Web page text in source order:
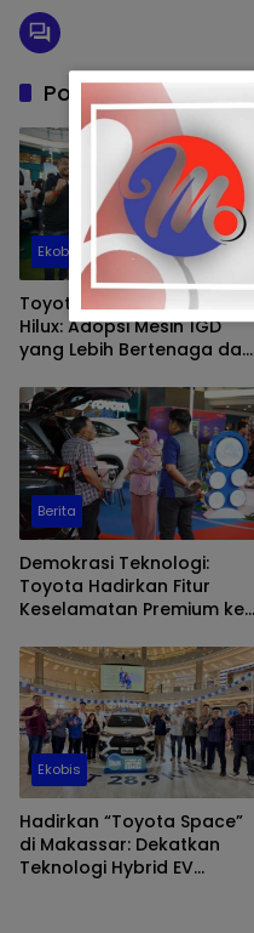
Pos Terkait
Ekobis
Toyota Luncurkan New
Hilux: Adopsi Mesin 1GD
yang Lebih Bertenaga dan
Dukung Produktivitas dan
Adventure
Berita
Demokrasi Teknologi:
Toyota Hadirkan Fitur
Keselamatan Premium ke
Ekobis
Hadirkan “Toyota Space”
di Makassar: Dekatkan
Teknologi Hybrid EV